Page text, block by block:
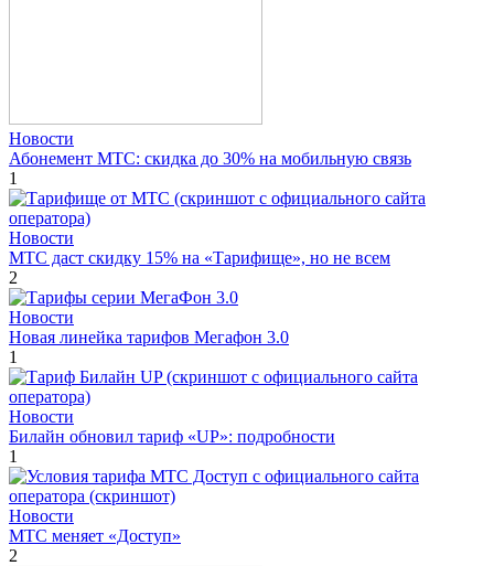
Новости
Абонемент МТС: скидка до 30% на мобильную связь
1
Новости
МТС даст скидку 15% на «Тарифище», но не всем
2
Новости
Новая линейка тарифов Мегафон 3.0
1
Новости
Билайн обновил тариф «UP»: подробности
1
Новости
МТС меняет «Доступ»
2